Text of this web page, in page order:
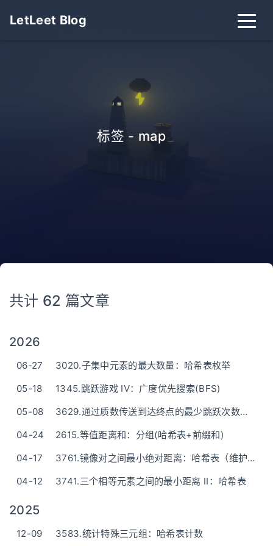
LetLeet Blog
标签 - map_
共计 62 篇文章
2026
06-27
3020.子集中元素的最大数量：哈希表枚举
05-18
1345.跳跃游戏 IV：广度优先搜索(BFS)
05-08
3629.通过质数传送到达终点的最少跳跃次数：埃式筛+BFS
04-24
2615.等值距离和：分组(哈希表+前缀和)
04-17
3761.镜像对之间最小绝对距离：哈希表（维护左，枚举右）
04-12
3741.三个相等元素之间的最小距离 II：哈希表
2025
12-09 3583.统计特殊三元组：哈希表计数